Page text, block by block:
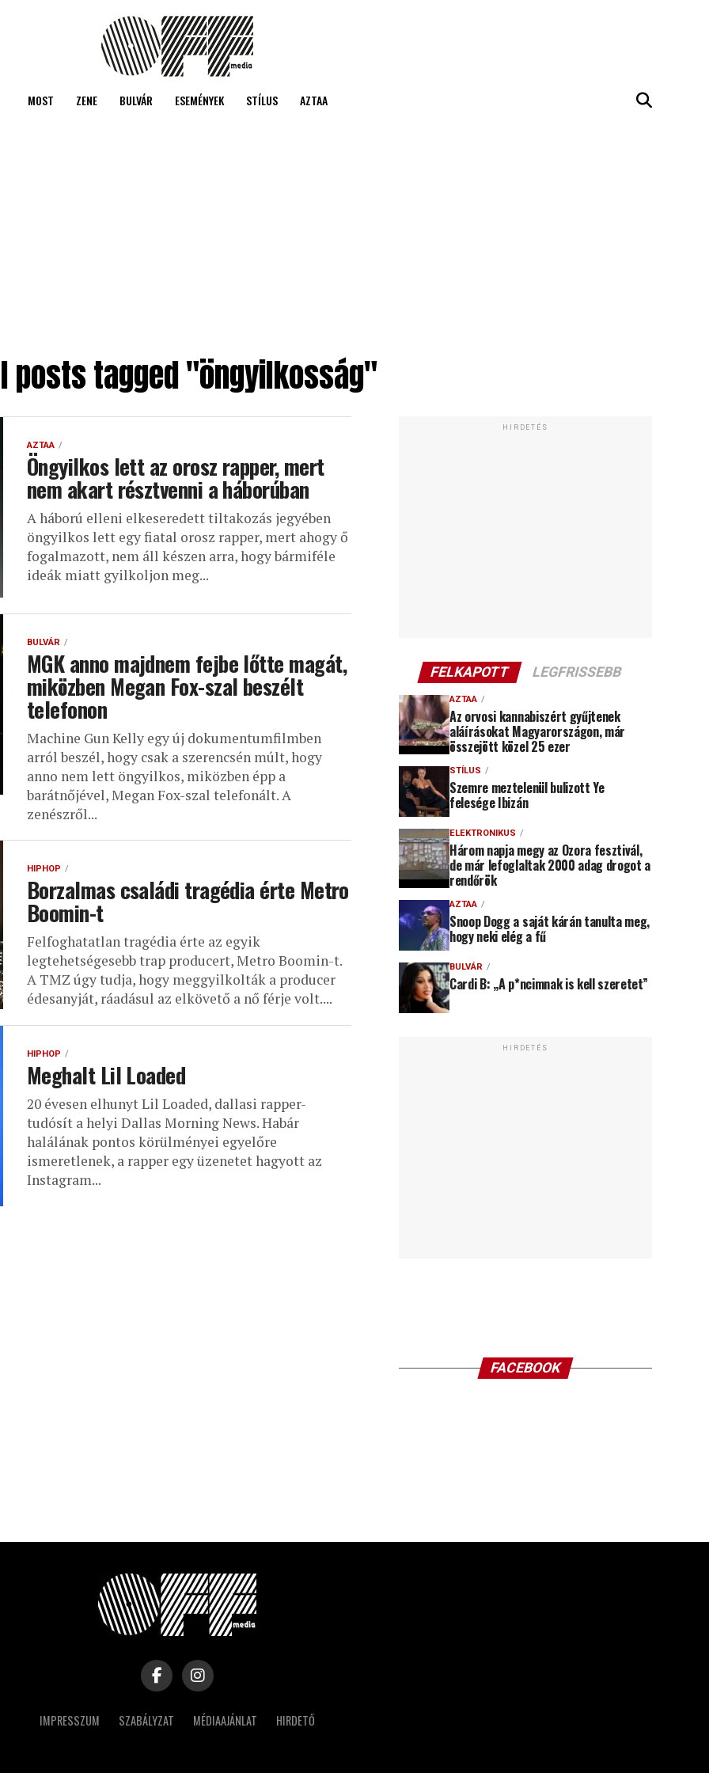
MOST ZENE BULVÁR ESEMÉNYEK STÍLUS AZTAA
posts tagged "öngyilkosság"
AZTAA
Öngyilkos lett az orosz rapper, mert
nem akart résztvenni a háborúban
A háború elleni elkeseredett tiltakozás jegyében
öngyilkos lett egy fiatal orosz rapper, mert ahogy ő
fogalmazott, nem áll készen arra, hogy bármiféle
ideák miatt gyilkoljon meg...
BULVÁR
MGK anno majdnem fejbe lőtte magát,
miközben Megan Fox-szal beszélt
telefonon
Machine Gun Kelly egy új dokumentumfilmben
arról beszél, hogy csak a szerencsén múlt, hogy
anno nem lett öngyilkos, miközben épp a
barátnőjével, Megan Fox-szal telefonált. A
zenészről...
HIPHOP
Borzalmas családi tragédia érte Metro
Boomin-t
Felfoghatatlan tragédia érte az egyik
legtehetségesebb trap producert, Metro Boomin-t.
A TMZ úgy tudja, hogy meggyilkolták a producer
édesanyját, ráadásul az elkövető a nő férje volt....
HIPHOP
Meghalt Lil Loaded
20 évesen elhunyt Lil Loaded, dallasi rapper-
tudósít a helyi Dallas Morning News. Habár
halálának pontos körülményei egyelőre
ismeretlenek, a rapper egy üzenetet hagyott az
Instagram...
HIRDETÉS
FELKAPOTT LEGFRISSEBB
AZTAA
Az orvosi kannabiszért gyűjtenek
aláírásokat Magyarországon, már
összejött közel 25 ezer
STÍLUS
Szemre meztelenül bulizott Ye
felesége Ibizán
ELEKTRONIKUS
Három napja megy az Ozora fesztivál,
de már lefoglaltak 2000 adag drogot a
rendőrök
AZTAA
Snoop Dogg a saját kárán tanulta meg,
hogy neki elég a fű
BULVÁR
Cardi B: „A p*ncimnak is kell szeretet”
HIRDETÉS
FACEBOOK
IMPRESSZUM SZABÁLYZAT MÉDIAAJÁNLAT HIRDETŐ